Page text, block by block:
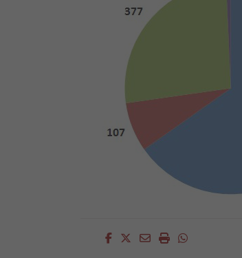
Facebook
Twitter
EmailImprimirWhatsapp